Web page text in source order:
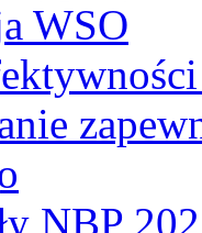
WSO
NBP